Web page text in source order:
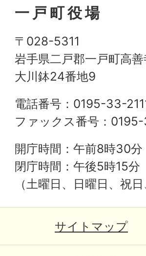
一戸町役場
〒028-5311
岩手県二戸郡一戸町高
大川鉢24番地9
電話番号：0195-33-
ファックス番号：
開庁時間：午前8時30分
閉庁時間：午後5時15分
（土曜日、日曜日、祝
サイトマップ